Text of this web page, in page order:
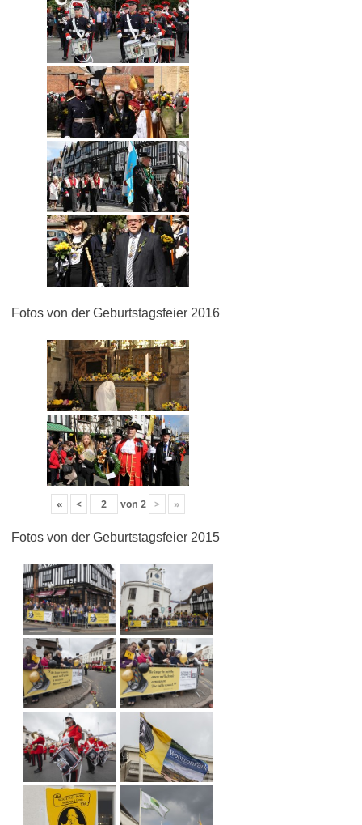
Fotos von der Geburtstagsfeier 2016
« < von 2 > »
Fotos von der Geburtstagsfeier 2015